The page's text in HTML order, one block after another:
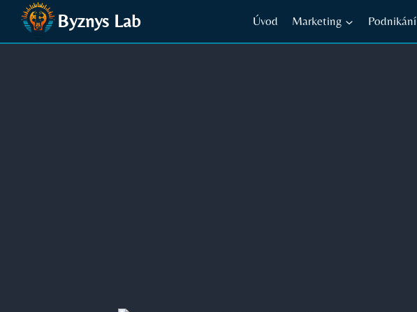
Přeskočit
obsah
Byznys Lab Úvod Marketing Podnikání